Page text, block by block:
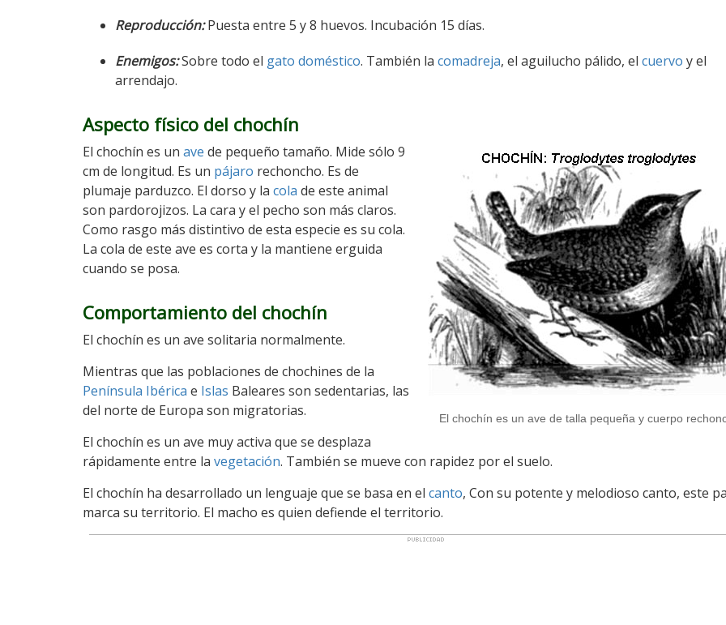
Reproducción:Puesta entre 5 y 8 huevos. Incubación 15 días.
Enemigos:Sobre todo el gato doméstico. También la comadreja, el aguilucho pálido, el cuervo y el
arrendajo.
Aspecto físico del chochín
El chochín es un ave de talla pequeña y cuerpo
El chochín es un ave de pequeño tamaño. Mide sólo 9
cm de longitud. Es un pájaro rechoncho. Es de
plumaje parduzco. El dorso y la cola de este animal
son pardorojizos. La cara y el pecho son más claros.
Como rasgo más distintivo de esta especie es su cola.
La cola de este ave es corta y la mantiene erguida
cuando se posa.
Comportamiento del chochín
El chochín es un ave solitaria normalmente.
Mientras que las poblaciones de chochines de la
Península Ibérica e Islas Baleares son sedentarias, las
del norte de Europa son migratorias.
El chochín es un ave muy activa que se desplaza
rápidamente entre la vegetación. También se mueve con rapidez por el suelo.
El chochín ha desarrollado un lenguaje que se basa en el canto, Con su potente y melodioso canto, este
marca su territorio. El macho es quien defiende el territorio.